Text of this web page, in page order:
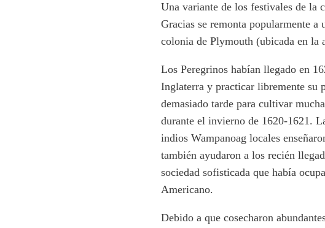
Una variante de los festivales de la
Gracias se remonta popularmente
colonia de Plymouth (ubicada en la
Los Peregrinos habían llegado en
Inglaterra y practicar libremente su
demasiado tarde para cultivar
durante el invierno de 1620-1621.
indios Wampanoag locales
también ayudaron a los recién
sociedad sofisticada que había
Americano.
Debido a que cosecharon